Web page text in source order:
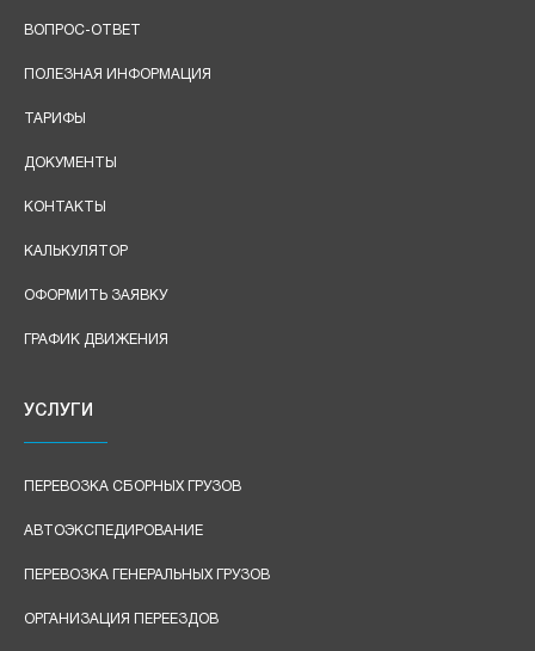
ВОПРОС-ОТВЕТ
ПОЛЕЗНАЯ ИНФОРМАЦИЯ
ТАРИФЫ
ДОКУМЕНТЫ
КОНТАКТЫ
КАЛЬКУЛЯТОР
ОФОРМИТЬ ЗАЯВКУ
ГРАФИК ДВИЖЕНИЯ
УСЛУГИ
ПЕРЕВОЗКА СБОРНЫХ ГРУЗОВ
АВТОЭКСПЕДИРОВАНИЕ
ПЕРЕВОЗКА ГЕНЕРАЛЬНЫХ ГРУЗОВ
ОРГАНИЗАЦИЯ ПЕРЕЕЗДОВ